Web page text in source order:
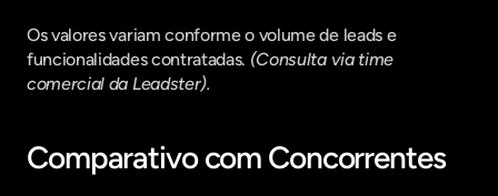
Os valores variam conforme o volume de leads e
funcionalidades contratadas. (Consulta via time
comercial da Leadster).
Comparativo com Concorrentes